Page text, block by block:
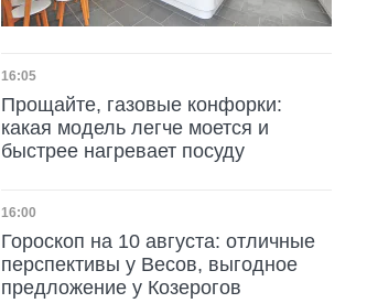
Дата публикации
16:05
Прощайте, газовые конфорки:
какая модель легче моется и
быстрее нагревает посуду
Дата публикации
16:00
Гороскоп на 10 августа: отличные
перспективы у Весов, выгодное
предложение у Козерогов